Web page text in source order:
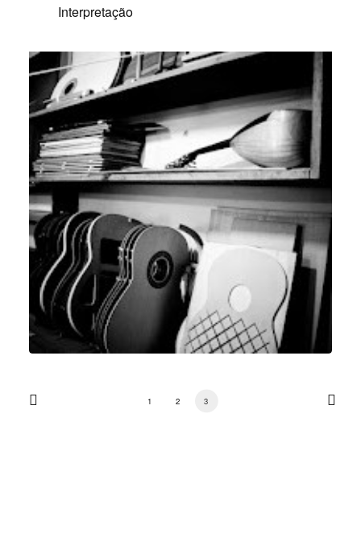
Interpretação
1 2 3